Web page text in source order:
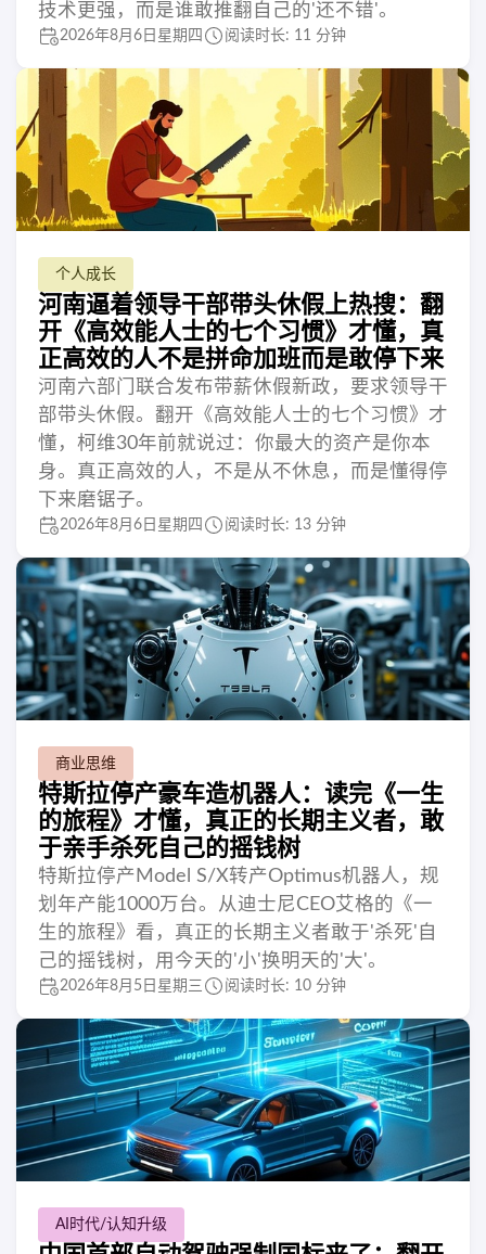
技术更强，而是谁敢推翻自己的'还不错'。
2026年8月6日星期四 阅读时长: 11 分钟
个人成长
河南逼着领导干部带头休假上热搜：翻
开《高效能人士的七个习惯》才懂，真
正高效的人不是拼命加班而是敢停下来
河南六部门联合发布带薪休假新政，要求领导干
部带头休假。翻开《高效能人士的七个习惯》才
懂，柯维30年前就说过：你最大的资产是你本
身。真正高效的人，不是从不休息，而是懂得停
下来磨锯子。
2026年8月6日星期四 阅读时长: 13 分钟
商业思维
特斯拉停产豪车造机器人：读完《一生
的旅程》才懂，真正的长期主义者，敢
于亲手杀死自己的摇钱树
特斯拉停产Model S/X转产Optimus机器人，规
划年产能1000万台。从迪士尼CEO艾格的《一
生的旅程》看，真正的长期主义者敢于'杀死'自
己的摇钱树，用今天的'小'换明天的'大'。
2026年8月5日星期三 阅读时长: 10 分钟
AI时代/认知升级